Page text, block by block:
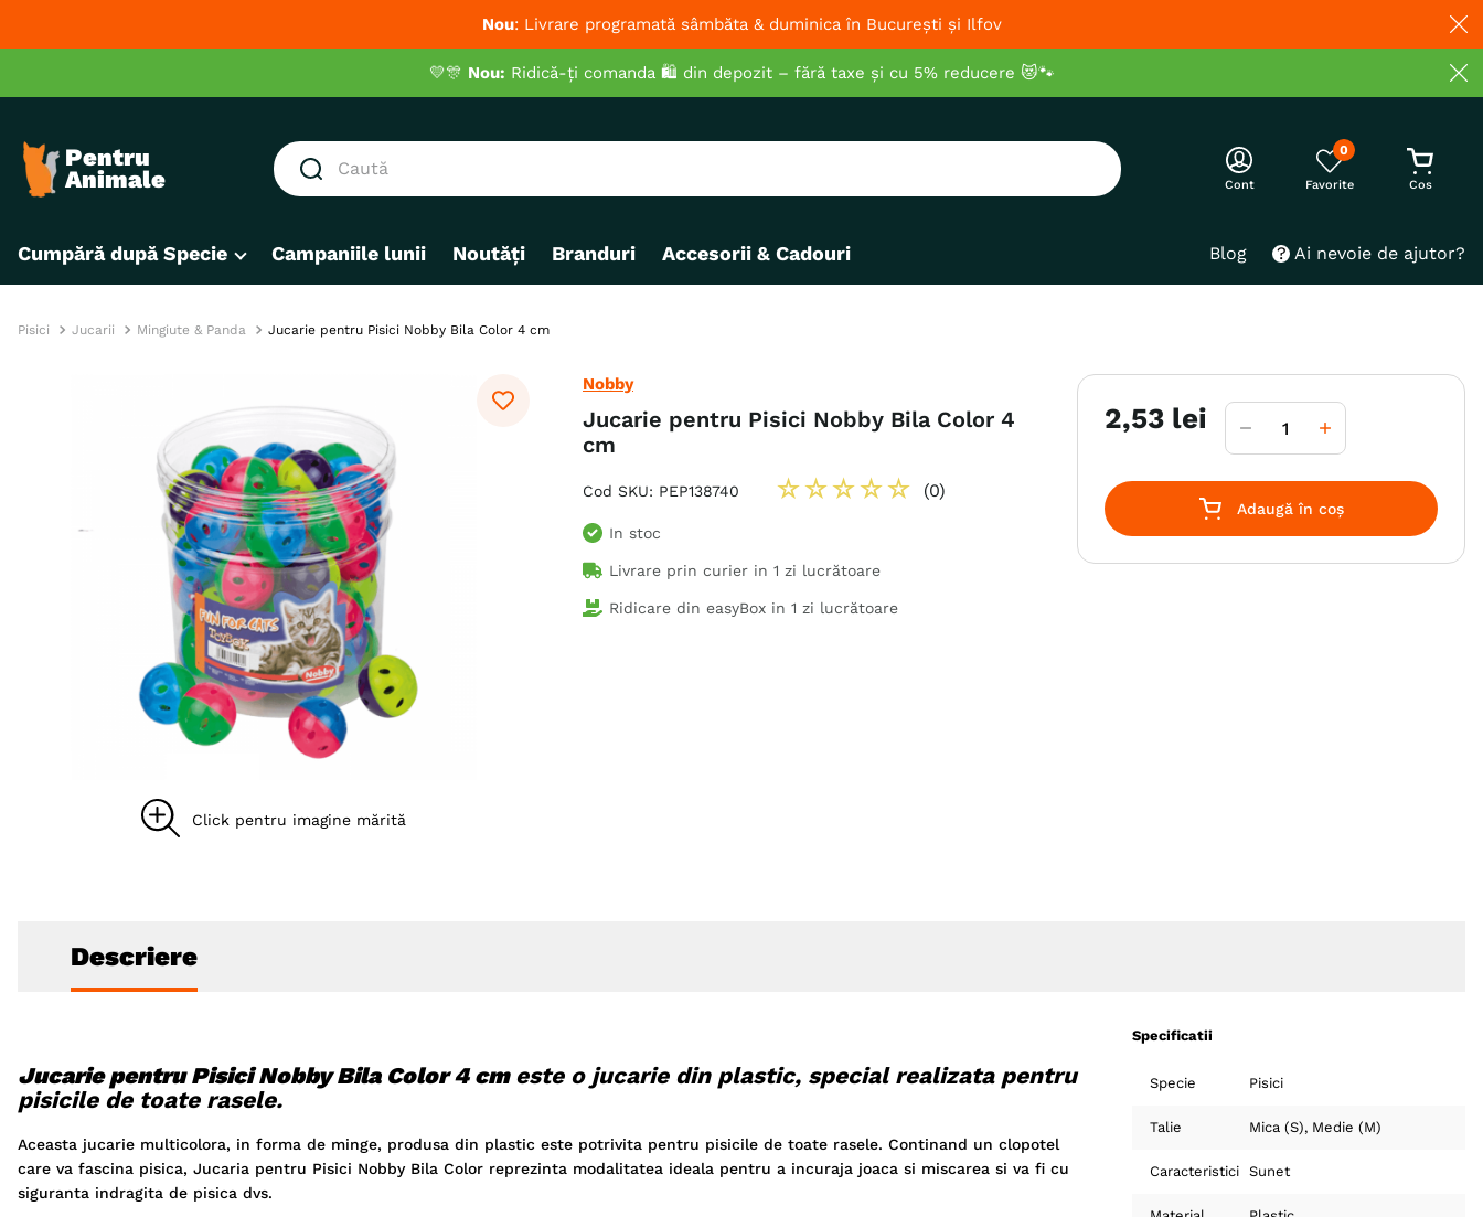
Nou: Livrare programată sâmbăta & duminica în București și Ilfov
💛🎊 Nou: Ridică-ți comanda 🛍️ din depozit – fără taxe și cu 5% reducere 😻🐾
Caută
1. hrana umeda pisici
3.
royal canin
5. brit
6. hrana uscata câini
7. hypoallergenic
8. acana
9. recompense caini
10. brit caini
Cont
0
Cumpără după Specie Campaniile lunii Noutăți Branduri Accesorii & Cadouri Blog Ai nevoie de ajutor?
Pisici Jucarii Mingiute & Panda Jucarie pentru Pisici Nobby Bila Color 4 cm
Nobby
Jucarie pentru Pisici Nobby Bila Color 4
cm
Cod SKU: PEP138740 ☆☆☆☆☆ (0)
In stoc
Livrare prin curier in 1 zi lucrătoare
Ridicare din easyBox in 1 zi lucrătoare
2,53 lei
Adaugă în coș
Descriere
Jucarie pentru Pisici Nobby Bila Color 4 cm este o jucarie din plastic, special realizata pentru
pisicile de toate rasele.
Aceasta jucarie multicolora, in forma de minge, produsa din plastic este potrivita pentru pisicile de toate rasele. Continand un clopotel
care va fascina pisica, Jucaria pentru Pisici Nobby Bila Color reprezinta modalitatea ideala pentru a incuraja joaca si miscarea si va fi cu
siguranta indragita de pisica dvs.
Specificatii
Specie Pisici
Talie Mica (S) Medie (M)
Caracteristici Sunet